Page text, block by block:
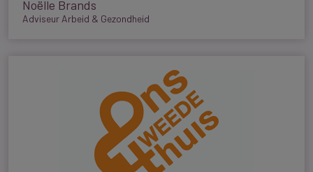
Noëlle Brands
Adviseur Arbeid & Gezondheid